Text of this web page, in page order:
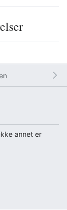
annet er